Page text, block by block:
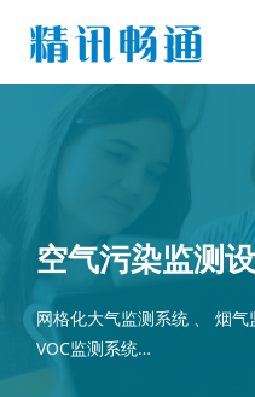
空气污染监测
网格化大气监测系统 、 烟气
VOC监测系统…